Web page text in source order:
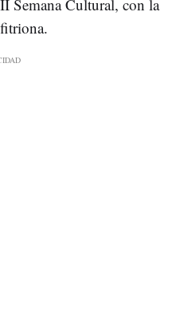
Semana Cultural, con la